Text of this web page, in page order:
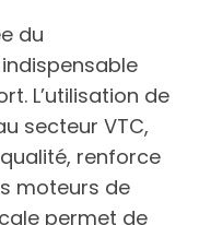
du
indispensable
L’utilisation de
secteur VTC,
renforce
moteurs de
permet de